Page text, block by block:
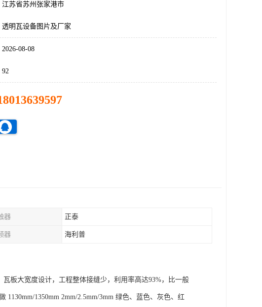
江苏省苏州张家港市
透明瓦设备图片及厂家
2026-08-08
92
器 正泰
器 海利普
板大宽度设计，工程整体接缝少，利用率高达93%，比一般
1350mm 2mm/2.5mm/3mm 绿色、蓝色、灰色、红